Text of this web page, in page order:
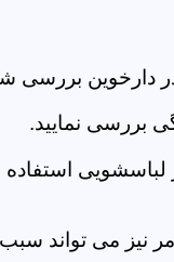
دارخوین بررسی
بررسی نمایید.
استفاده
امر نیز می